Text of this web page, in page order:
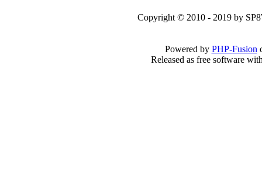
Copyright © 2010 - 2019 by
Powered by PHP-Fusion
Released as free software